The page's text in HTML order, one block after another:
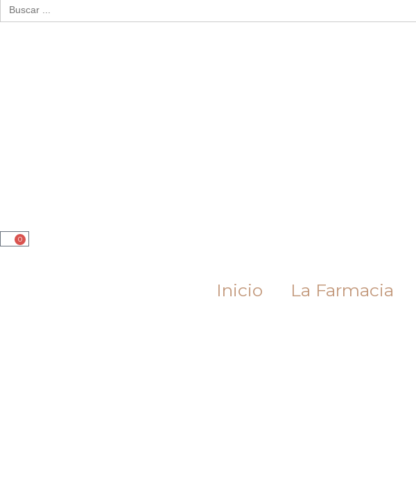
Buscar:
0
Cart
Inicio La Farmacia